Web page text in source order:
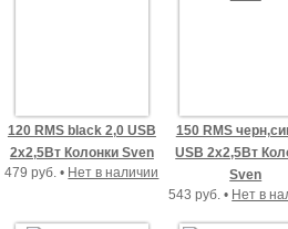
120 RMS black 2,0 USB
2х2,5Вт Колонки Sven
479 руб. • Нет в наличии
150 RMS
USB 2х2,5Вт
Sven
543 руб. • Нет в